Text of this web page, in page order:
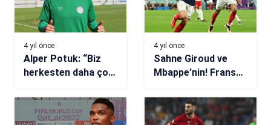
4 yıl önce
Alper Potuk: “Biz
herkesten daha çok
istiyoruz”
4 yıl önce
Sahne Giroud ve
Mbappe’nin! Fransa-
sonucu: 3-1 (Dünya
Kupası Son 16 Turu)